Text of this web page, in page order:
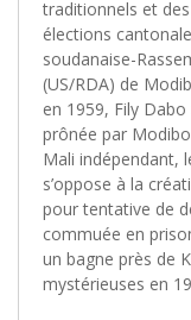
traditionnels et
élections
soudanaise-
(US/RDA) de
en 1959, Fily Dabo
prônée par
Mali indépendant,
s’oppose à la
pour tentative de
commuée en
un bagne près de
mystérieuses en